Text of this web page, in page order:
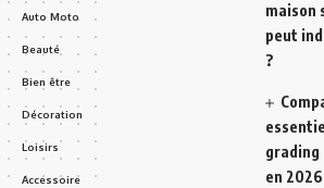
Auto Moto
Beauté
Bien être
Décoration
Loisirs
Accessoire
maison
peut
?
grading
en 2026